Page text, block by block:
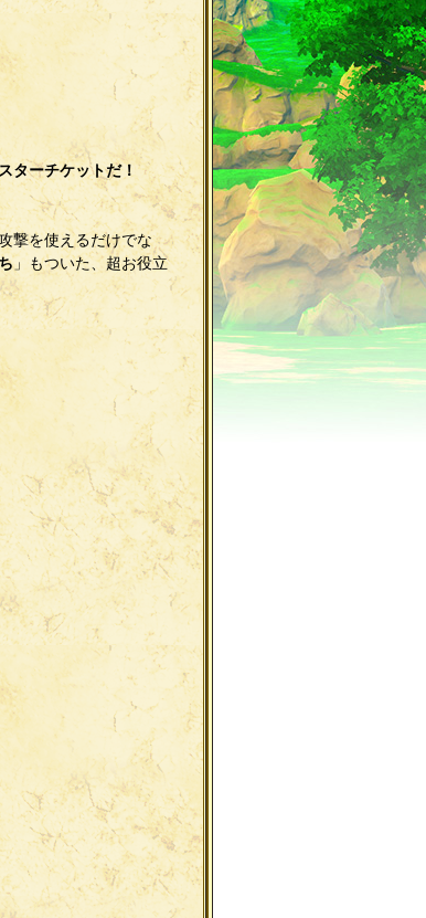
ターチケットだ！
撃を使えるだけでな
」もついた、超お役立